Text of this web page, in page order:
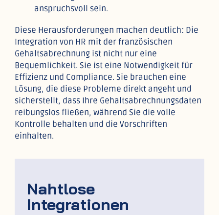
anspruchsvoll sein.
Diese Herausforderungen machen deutlich: Die
Integration von HR mit der französischen
Gehaltsabrechnung ist nicht nur eine
Bequemlichkeit. Sie ist eine Notwendigkeit für
Effizienz und Compliance. Sie brauchen eine
Lösung, die diese Probleme direkt angeht und
sicherstellt, dass Ihre Gehaltsabrechnungsdaten
reibungslos fließen, während Sie die volle
Kontrolle behalten und die Vorschriften
einhalten.
Nahtlose
Integrationen